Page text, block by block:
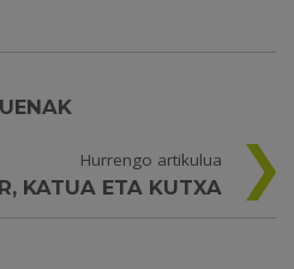
Hurrengo artikulua
KATUA ETA KUTXA